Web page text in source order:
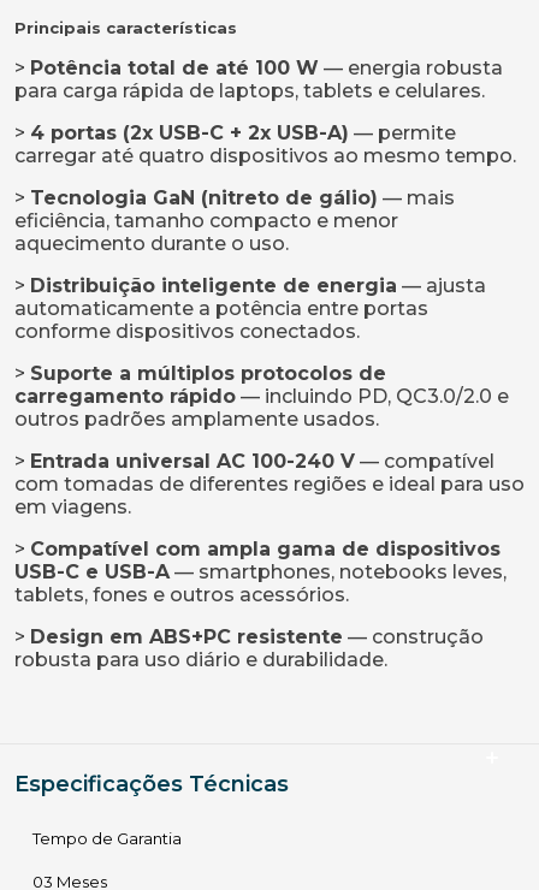
Principais características
> Potência total de até 100 W — energia robusta
para carga rápida de laptops, tablets e celulares.
> 4 portas (2x USB-C + 2x USB-A) — permite
carregar até quatro dispositivos ao mesmo tempo.
> Tecnologia GaN (nitreto de gálio) — mais
eficiência, tamanho compacto e menor
aquecimento durante o uso.
> Distribuição inteligente de energia — ajusta
automaticamente a potência entre portas
conforme dispositivos conectados.
> Suporte a múltiplos protocolos de
carregamento rápido — incluindo PD, QC3.0/2.0 e
outros padrões amplamente usados.
> Entrada universal AC 100-240 V — compatível
com tomadas de diferentes regiões e ideal para uso
em viagens.
> Compatível com ampla gama de dispositivos
USB-C e USB-A— smartphones, notebooks leves,
tablets, fones e outros acessórios.
> Design em ABS+PC resistente — construção
robusta para uso diário e durabilidade.
Especificações Técnicas
Tempo de Garantia
03 Meses